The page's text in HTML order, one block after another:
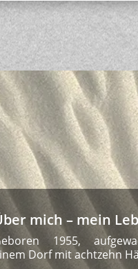
mich – mein
1955,
Dorf mit achtzehn